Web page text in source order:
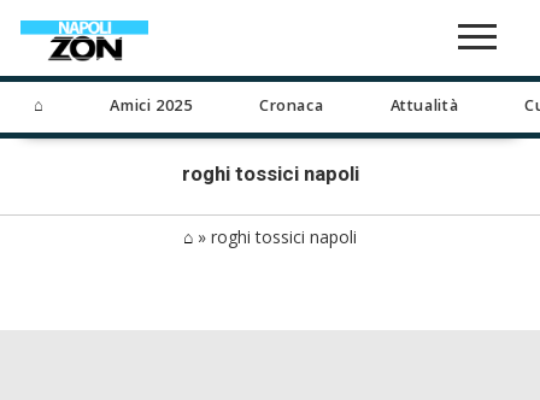
⌂ Amici 2025 Cronaca Attualità
roghi tossici napoli
⌂ » roghi tossici napoli